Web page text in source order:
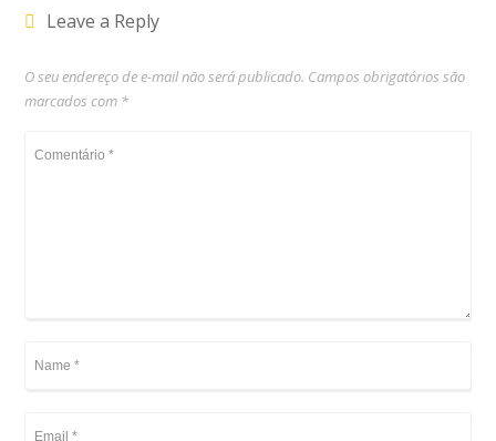
Leave a Reply
O seu endereço de e-mail não será publicado. Campos obrigatórios são
marcados com *